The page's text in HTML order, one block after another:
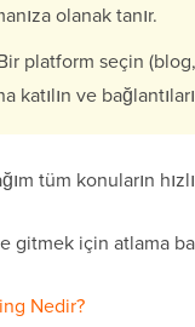
olanak tanır.
platform seçin
katılın ve
tüm konuların
gitmek için atlama
Nedir?